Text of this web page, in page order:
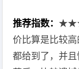
推荐指数：
价比算是比较
都给到了，并